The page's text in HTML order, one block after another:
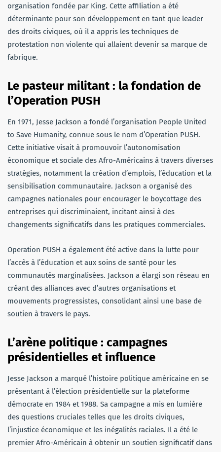
organisation fondée par King. Cette affiliation a été
déterminante pour son développement en tant que leader
des droits civiques, où il a appris les techniques de
protestation non violente qui allaient devenir sa marque de
fabrique.
Le pasteur militant : la fondation de
l’Operation PUSH
En 1971, Jesse Jackson a fondé l’organisation People United
to Save Humanity, connue sous le nom d’Operation PUSH.
Cette initiative visait à promouvoir l’autonomisation
économique et sociale des Afro-Américains à travers diverses
stratégies, notamment la création d’emplois, l’éducation et la
sensibilisation communautaire. Jackson a organisé des
campagnes nationales pour encourager le boycottage des
entreprises qui discriminaient, incitant ainsi à des
changements significatifs dans les pratiques commerciales.
Operation PUSH a également été active dans la lutte pour
l’accès à l’éducation et aux soins de santé pour les
communautés marginalisées. Jackson a élargi son réseau en
créant des alliances avec d’autres organisations et
mouvements progressistes, consolidant ainsi une base de
soutien à travers le pays.
L’arène politique : campagnes
présidentielles et influence
Jesse Jackson a marqué l’histoire politique américaine en se
présentant à l’élection présidentielle sur la plateforme
démocrate en 1984 et 1988. Sa campagne a mis en lumière
des questions cruciales telles que les droits civiques,
l’injustice économique et les inégalités raciales. Il a été le
premier Afro-Américain à obtenir un soutien significatif dans